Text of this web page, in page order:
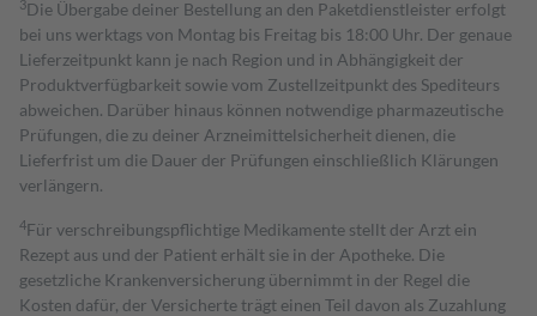
3Die Übergabe deiner Bestellung an den Paketdienstleister erfolgt
bei uns werktags von Montag bis Freitag bis 18:00 Uhr. Der genaue
Lieferzeitpunkt kann je nach Region und in Abhängigkeit der
Produktverfügbarkeit sowie vom Zustellzeitpunkt des Spediteurs
abweichen. Darüber hinaus können notwendige pharmazeutische
Prüfungen, die zu deiner Arzneimittelsicherheit dienen, die
Lieferfrist um die Dauer der Prüfungen einschließlich Klärungen
verlängern.
4Für verschreibungspflichtige Medikamente stellt der Arzt ein
Rezept aus und der Patient erhält sie in der Apotheke. Die
gesetzliche Krankenversicherung übernimmt in der Regel die
Kosten dafür, der Versicherte trägt einen Teil davon als Zuzahlung